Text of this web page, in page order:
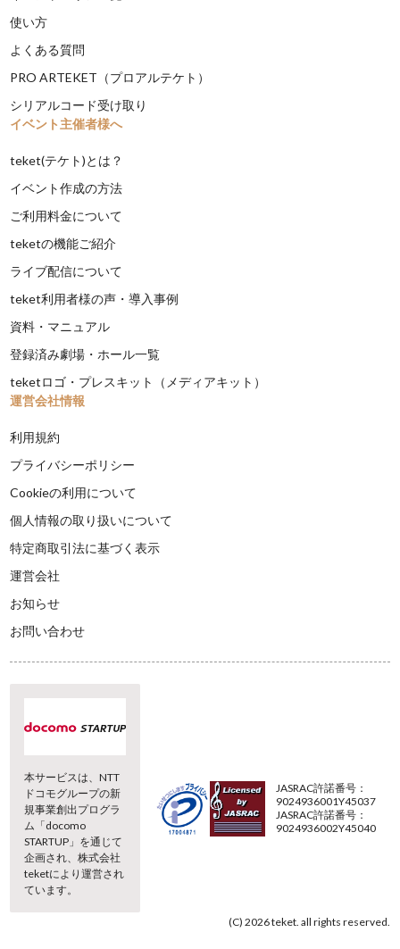
使い方
よくある質問
PRO ARTEKET（プロアルテケト）
シリアルコード受け取り
イベント主催者様へ
teket(テケト)とは？
イベント作成の方法
ご利用料金について
teketの機能ご紹介
ライブ配信について
teket利用者様の声・導入事例
資料・マニュアル
登録済み劇場・ホール一覧
teketロゴ・プレスキット（メディアキット）
運営会社情報
利用規約
プライバシーポリシー
Cookieの利用について
個人情報の取り扱いについて
特定商取引法に基づく表示
運営会社
お知らせ
お問い合わせ
本サービスは、NTT
ドコモグループの新
規事業創出プログラ
ム「docomo
STARTUP」を通じて
企画され、株式会社
teketにより運営され
ています。
JASRAC許諾番号：
9024936001Y45037
JASRAC許諾番号：
9024936002Y45040
(C) 2026 teket. all rights reserved.